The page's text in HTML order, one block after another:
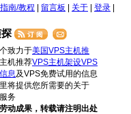
南/教程 留言板 关于 登录
致力于美国VPS主机推
机推荐VPS主机架设VPS
息 及VPS免费试用的信息
将提供您所需要的关于
务
动成果，转载请注明出处